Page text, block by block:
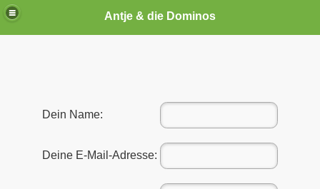
Antje & die Dominos
Dein Name:
Deine E-Mail-Adresse: